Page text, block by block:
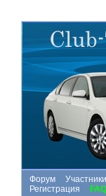
Форум Участники
Регистрация
FAQ